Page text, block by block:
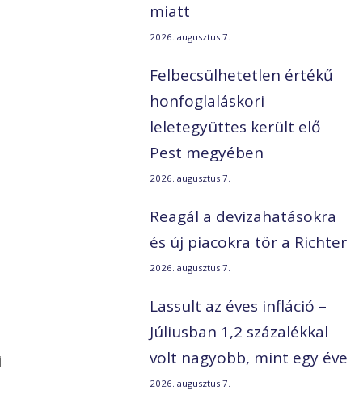
miatt
2026. augusztus 7.
Felbecsülhetetlen értékű
honfoglaláskori
leletegyüttes került elő
Pest megyében
2026. augusztus 7.
Reagál a devizahatásokra
és új piacokra tör a Richter
2026. augusztus 7.
Lassult az éves infláció –
Júliusban 1,2 százalékkal
volt nagyobb, mint egy éve
2026. augusztus 7.